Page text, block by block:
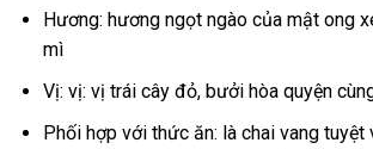
Hương: hương ngọt ngào của mật ong
mì
Vị: vị: vị trái cây đỏ, bưởi hòa quyện
Phối hợp với thức ăn: là chai vang